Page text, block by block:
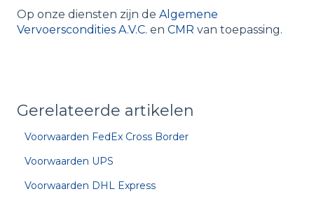
Op onze diensten zijn de Algemene
Vervoerscondities A.V.C. en CMR van toepassing.
Gerelateerde artikelen
Voorwaarden FedEx Cross Border
Voorwaarden UPS
Voorwaarden DHL Express